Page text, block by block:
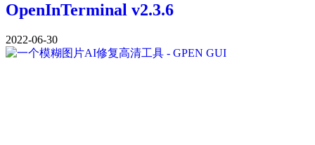
OpenInTerminal v2.3.6
2022-06-30